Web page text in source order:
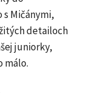
Mičánymi,
detailoch
juniorky,
málo.